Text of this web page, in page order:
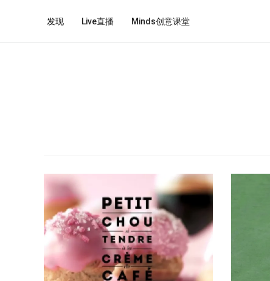
发现 Live直播 Minds创意课堂